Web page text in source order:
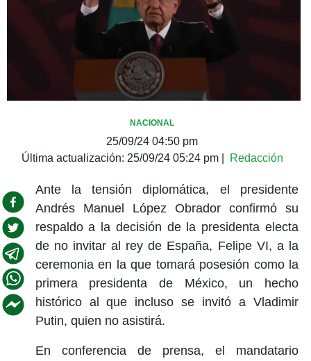
NACIONAL
25/09/24 04:50 pm
Última actualización: 25/09/24 05:24 pm| Redacción
Ante la tensión diplomática, el presidente
Andrés Manuel López Obrador confirmó su
respaldo a la decisión de la presidenta electa
de no invitar al rey de España, Felipe VI, a la
ceremonia en la que tomará posesión como la
primera presidenta de México, un hecho
histórico al que incluso se invitó a Vladimir
Putin, quien no asistirá.
En conferencia de prensa, el mandatario